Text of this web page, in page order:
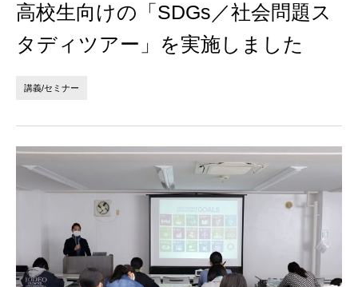
あなたにできること
お問い合わせ
JP EN
高校生向けの「SDGs／社会問題ス
タディツアー」を実施しました
講義/セミナー